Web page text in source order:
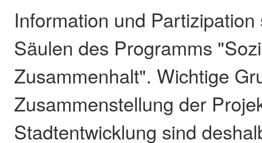
Information und
Säulen des Programms
Zusammenhalt". Wichtige
Zusammenstellung der
Stadtentwicklung sind